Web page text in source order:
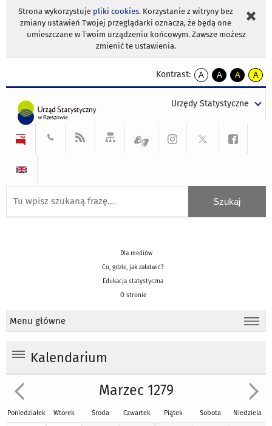
Strona wykorzystuje pliki cookies. Korzystanie z witryny bez
zmiany ustawień Twojej przeglądarki oznacza, że będą one
umieszczane w Twoim urządzeniu końcowym. Zawsze możesz
zmienić te ustawienia.
Kontrast:
A
kontrast
A
kontrast
tekst
czarnym
A
kontrast
tekst
czarnym
A
tekst
żółtym
Urzędy Statystyczne
Dla mediów
Co, gdzie, jak załatwić?
Edukacja statystyczna
O stronie
Menu główne
Kalendarium
Marzec 1279
Poniedziałek Wtorek Środa Czwartek Piątek Sobota Niedziela